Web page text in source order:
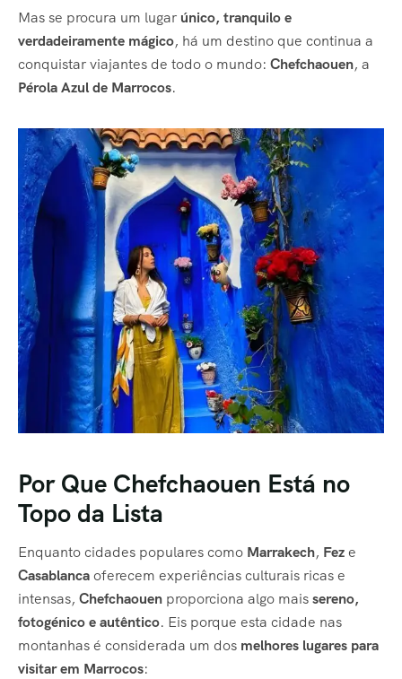
Mas se procura um lugar único, tranquilo e
verdadeiramente mágico, há um destino que continua a
conquistar viajantes de todo o mundo: Chefchaouen, a
Pérola Azul de Marrocos.
Por Que Chefchaouen Está no
Topo da Lista
Enquanto cidades populares como Marrakech, Feze
Casablancaoferecem experiências culturais ricas e
intensas, Chefchaouen proporciona algo maissereno,
fotogénico e autêntico. Eis porque esta cidade nas
montanhas é considerada um dos melhores lugares para
visitar em Marrocos: